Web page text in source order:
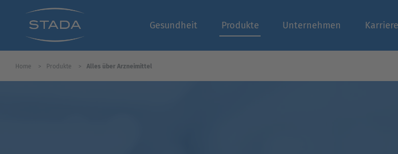
Gesundheit Produkte Unternehmen Karriere
Home Produkte Alles über Arzneimittel